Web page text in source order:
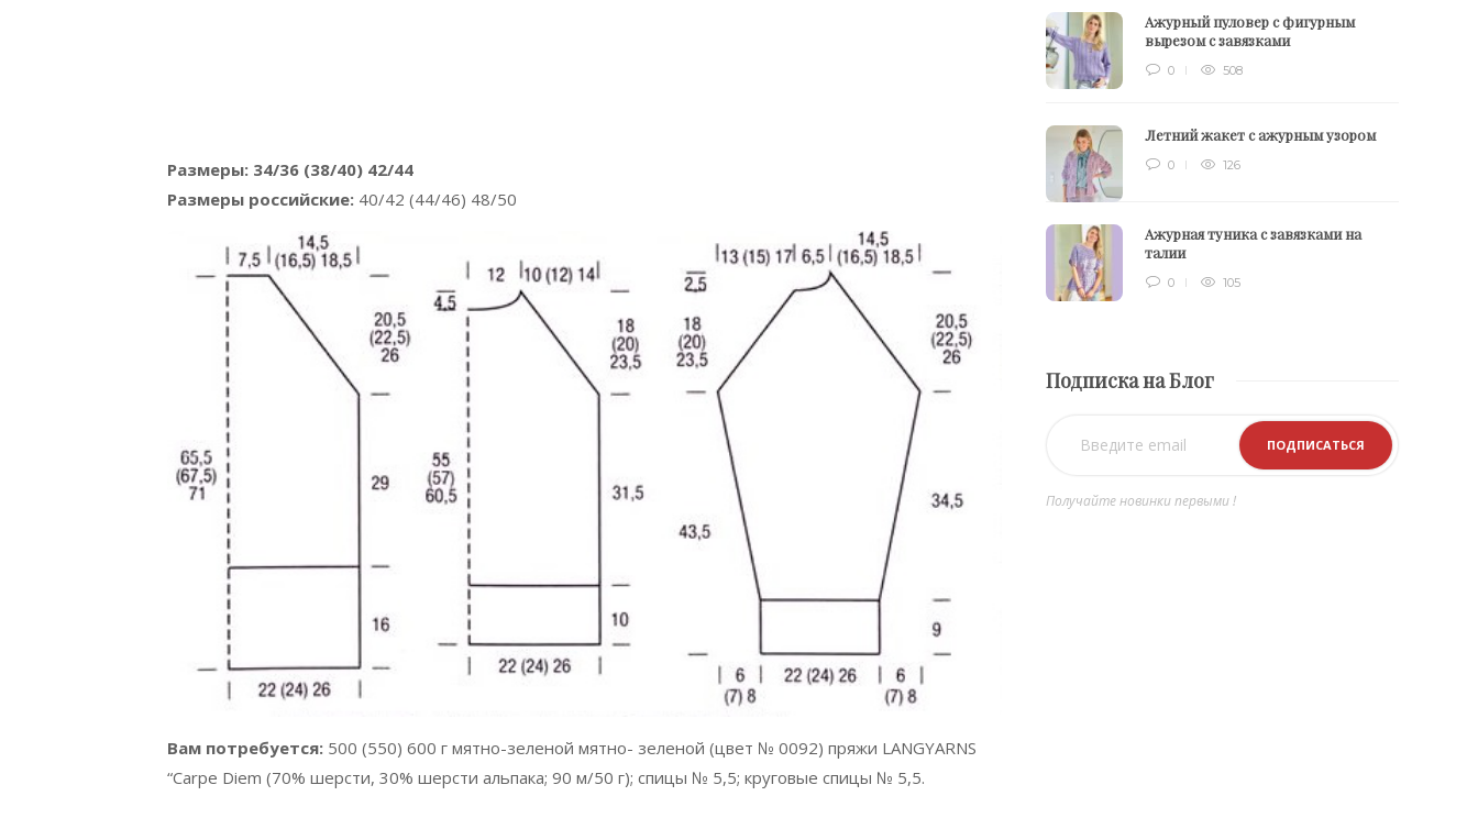
Размеры: 34/36 (38/40) 42/44
Размеры российские: 40/42 (44/46) 48/50
Вам потребуется: 500 (550) 600 г мятно-зеленой мятно- зеленой (цвет № 0092) пряжи LANGYARNS
“Carpe Diem (70% шерсти, 30% шерсти альпака; 90 м/50 г); спицы № 5,5; круговые спицы № 5,5.
Ажурный пуловер с фигурным
вырезом с завязками
0 508
Летний жакет с ажурным узором
0 126
Ажурная туника с завязками на
талии
0 105
Подписка на Блог
Получайте новинки первыми !